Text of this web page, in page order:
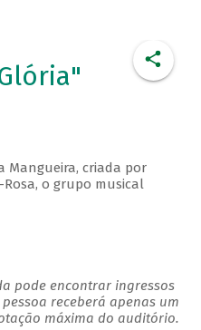
Mangueira, criada por
o grupo musical
pode encontrar ingressos
receberá apenas um
máxima do auditório.